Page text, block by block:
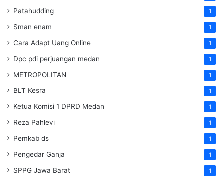
Patahudding 1
Sman enam 1
Cara Adapt Uang Online 1
Dpc pdi perjuangan medan 1
METROPOLITAN 1
BLT Kesra 1
Ketua Komisi 1 DPRD Medan 1
Reza Pahlevi 1
Pemkab ds 1
Pengedar Ganja 1
SPPG Jawa Barat 1